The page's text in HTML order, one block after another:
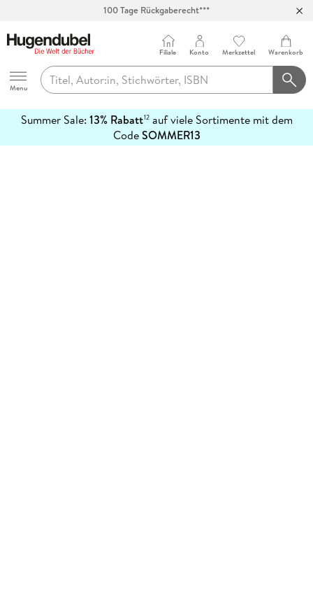
100 Tage Rückgaberecht***
Hugendubel
Menu
Filiale Konto Merkzettel Warenkorb
Summer Sale: 13% Rabatt12auf viele Sortimente mit dem
CodeSOMMER13
erfahren